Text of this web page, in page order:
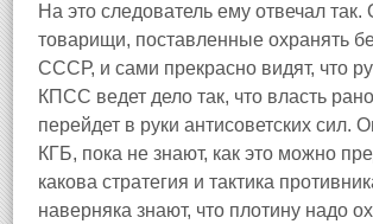
На это следователь ему отвечал так.
товарищи, поставленные охранять
СССР, и сами прекрасно видят, что
КПСС ведет дело так, что власть
перейдет в руки антисоветских сил.
КГБ, пока не знают, как это можно
какова стратегия и тактика
наверняка знают, что плотину надо